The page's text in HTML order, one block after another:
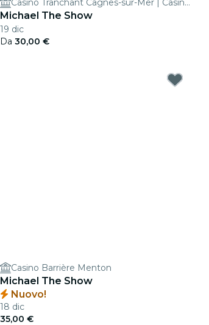
Casino Tranchant Cagnes-sur-Mer | Casino Terrazur
Michael The Show
19 dic
Da 30,00 €
Casino Barrière Menton
Michael The Show
Nuovo!
18 dic
35,00 €